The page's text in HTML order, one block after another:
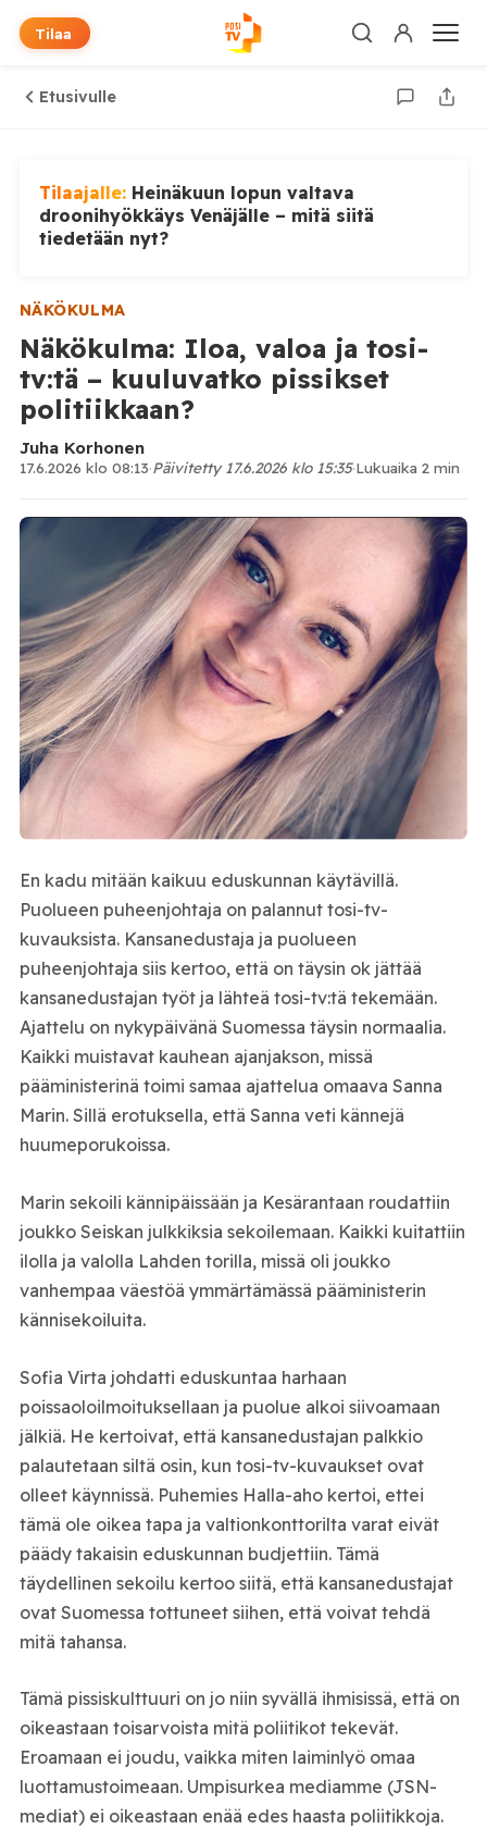
Tilaa
Etusivulle
Tilaajalle: Heinäkuun lopun valtava
droonihyökkäys Venäjälle – mitä siitä
tiedetään nyt?
NÄKÖKULMA
Näkökulma: Iloa, valoa ja tosi-
tv:tä – kuuluvatko pissikset
politiikkaan?
Juha Korhonen
17.6.2026 klo 08:13·Päivitetty 17.6.2026 klo 15:35·Lukuaika 2 min
En kadu mitään kaikuu eduskunnan käytävillä.
Puolueen puheenjohtaja on palannut tosi-tv-
kuvauksista. Kansanedustaja ja puolueen
puheenjohtaja siis kertoo, että on täysin ok jättää
kansanedustajan työt ja lähteä tosi-tv:tä tekemään.
Ajattelu on nykypäivänä Suomessa täysin normaalia.
Kaikki muistavat kauhean ajanjakson, missä
pääministerinä toimi samaa ajattelua omaava Sanna
Marin. Sillä erotuksella, että Sanna veti kännejä
huumeporukoissa.
Marin sekoili kännipäissään ja Kesärantaan roudattiin
joukko Seiskan julkkiksia sekoilemaan. Kaikki kuitattiin
ilolla ja valolla Lahden torilla, missä oli joukko
vanhempaa väestöä ymmärtämässä pääministerin
kännisekoiluita.
Sofia Virta johdatti eduskuntaa harhaan
poissaoloilmoituksellaan ja puolue alkoi siivoamaan
jälkiä. He kertoivat, että kansanedustajan palkkio
palautetaan siltä osin, kun tosi-tv-kuvaukset ovat
olleet käynnissä. Puhemies Halla-aho kertoi, ettei
tämä ole oikea tapa ja valtionkonttorilta varat eivät
päädy takaisin eduskunnan budjettiin. Tämä
täydellinen sekoilu kertoo siitä, että kansanedustajat
ovat Suomessa tottuneet siihen, että voivat tehdä
mitä tahansa.
Tämä pissiskulttuuri on jo niin syvällä ihmisissä, että on
oikeastaan toisarvoista mitä poliitikot tekevät.
Eroamaan ei joudu, vaikka miten laiminlyö omaa
luottamustoimeaan. Umpisurkea mediamme (JSN-
mediat) ei oikeastaan enää edes haasta poliitikkoja.